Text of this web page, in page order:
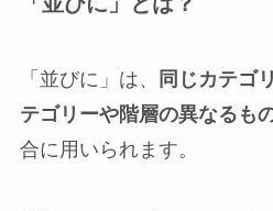
「並びに」は、
同じカテゴ
テゴリーや階層の異なるも
合に用いられます。